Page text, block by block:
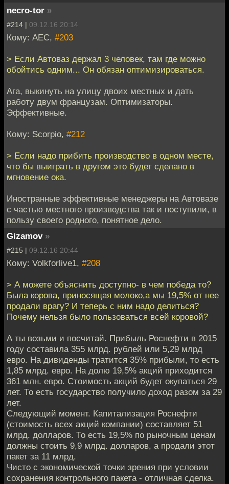
necro-tor »
#214 | 09.12.16 20:14
Кому: АЕС, #203
> Если Автоваз держал 3 человек, там где можно
обойтись одним... Он обязан оптимизироваться.
Ага, выкинуть на улицу двоих местных и дать
работу двум французам. Оптимизаторы.
Эффективные.
Кому: Scorpio, #212
> Если надо прибить производство в одном месте,
что бы выиграть в другом это будет сделано в
мгновение ока.
Иностранные эффективные менеджеры на Автовазе
с частью местного производства так и поступили, в
пользу своего родного, понятное дело.
Gizamov »
#215 | 09.12.16 20:44
Кому: Volkforlive1, #208
> А можете объяснить доступно- в чем победа то?
Была корова, приносящая молоко,а мы 19,5% от нее
продали врагу? И теперь с ним надо делиться?
Почему нельзя было пользоваться всей коровой?
А ты возьми и посчитай. Прибыль Роснефти в 2015
году составила 355 млрд. рублей или 5,29 млрд
евро. На дивиденды тратится 35% прибыли, то есть
1,85 млрд. евро. На долю 19,5% акций приходится
361 млн. евро. Стоимость акций будет окупаться 29
лет. То есть государство получило доход разом за 29
лет.
Следующий момент. Капитализация Роснефти
(стоимость всех акций компании) составляет 51
млрд. долларов. То есть 19,5% по рыночным ценам
должны стоить 9,9 млрд. долларов, а продали этот
пакет за 11 млрд.
Чисто с экономической точки зрения при условии
сохранения контрольного пакета - отличная сделка.